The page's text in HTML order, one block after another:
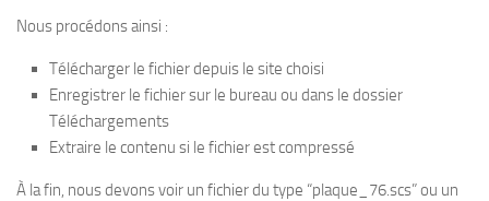
Nous procédons ainsi :
Télécharger le fichier depuis le site choisi
Enregistrer le fichier sur le bureau ou dans le dossier
Téléchargements
Extraire le contenu si le fichier est compressé
À la fin, nous devons voir un fichier du type “plaque_76.scs” ou un